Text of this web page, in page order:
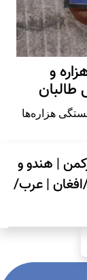
و
طالبان
هزاره‌ها
| هندو و
|عرب/